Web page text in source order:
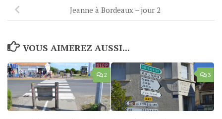
Jeanne à Bordeaux – jour 2
VOUS AIMEREZ AUSSI...
2 3